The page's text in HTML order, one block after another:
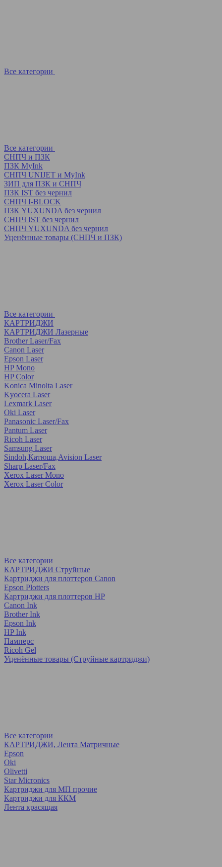
Все категории
Все категории
СНПЧ и ПЗК
ПЗК MyInk
СНПЧ UNIJET и MyInk
ЗИП для ПЗК и СНПЧ
ПЗК IST без чернил
СНПЧ I-BLOCK
ПЗК YUXUNDA без чернил
СНПЧ IST без чернил
СНПЧ YUXUNDA без чернил
Уценённые товары (СНПЧ и ПЗК)
Все категории
КАРТРИДЖИ
КАРТРИДЖИ Лазерные
Brother Laser/Fax
Canon Laser
Epson Laser
HP Mono
HP Color
Konica Minolta Laser
Kyocera Laser
Lexmark Laser
Oki Laser
Panasonic Laser/Fax
Pantum Laser
Ricoh Laser
Samsung Laser
Sindoh,Катюша,Avision Laser
Sharp Laser/Fax
Xerox Laser Mono
Xerox Laser Color
Все категории
КАРТРИДЖИ Струйные
Картриджи для плоттеров Canon
Epson Plotters
Картриджи для плоттеров HP
Canon Ink
Brother Ink
Epson Ink
HP Ink
Памперс
Ricoh Gel
Уценённые товары (Струйные картриджи)
Все категории
КАРТРИДЖИ, Лента Матричные
Epson
Oki
Olivetti
Star Micronics
Картриджи для МП прочие
Картриджи для ККМ
Лента красящая